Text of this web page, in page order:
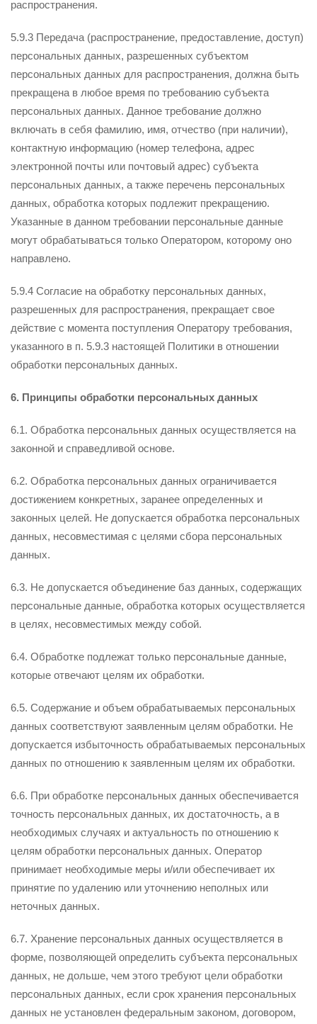
распространения.
5.9.3 Передача (распространение, предоставление, доступ)
персональных данных, разрешенных субъектом
персональных данных для распространения, должна быть
прекращена в любое время по требованию субъекта
персональных данных. Данное требование должно
включать в себя фамилию, имя, отчество (при наличии),
контактную информацию (номер телефона, адрес
электронной почты или почтовый адрес) субъекта
персональных данных, а также перечень персональных
данных, обработка которых подлежит прекращению.
Указанные в данном требовании персональные данные
могут обрабатываться только Оператором, которому оно
направлено.
5.9.4 Согласие на обработку персональных данных,
разрешенных для распространения, прекращает свое
действие с момента поступления Оператору требования,
указанного в п. 5.9.3 настоящей Политики в отношении
обработки персональных данных.
6. Принципы обработки персональных данных
6.1. Обработка персональных данных осуществляется на
законной и справедливой основе.
6.2. Обработка персональных данных ограничивается
достижением конкретных, заранее определенных и
законных целей. Не допускается обработка персональных
данных, несовместимая с целями сбора персональных
данных.
6.3. Не допускается объединение баз данных, содержащих
персональные данные, обработка которых осуществляется
в целях, несовместимых между собой.
6.4. Обработке подлежат только персональные данные,
которые отвечают целям их обработки.
6.5. Содержание и объем обрабатываемых персональных
данных соответствуют заявленным целям обработки. Не
допускается избыточность обрабатываемых персональных
данных по отношению к заявленным целям их обработки.
6.6. При обработке персональных данных обеспечивается
точность персональных данных, их достаточность, а в
необходимых случаях и актуальность по отношению к
целям обработки персональных данных. Оператор
принимает необходимые меры и/или обеспечивает их
принятие по удалению или уточнению неполных или
неточных данных.
6.7. Хранение персональных данных осуществляется в
форме, позволяющей определить субъекта персональных
данных, не дольше, чем этого требуют цели обработки
персональных данных, если срок хранения персональных
данных не установлен федеральным законом, договором,